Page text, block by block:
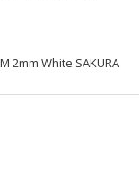
2mm White SAKURA